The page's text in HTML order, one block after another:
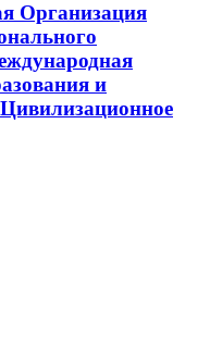
Организация
и